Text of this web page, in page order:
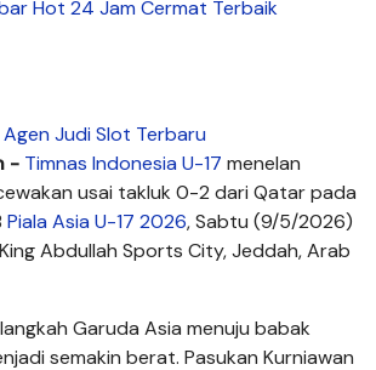
Hot 24 Jam Cermat Terbaik
Agen Judi Slot Terbaru
- Timnas Indonesia U-17 menelan
usai takluk 0-2 dari Qatar pada
Piala Asia U-17 2026, Sabtu (9/5/2026)
Abdullah Sports City, Jeddah, Arab
Garuda Asia menuju babak
semakin berat. Pasukan Kurniawan